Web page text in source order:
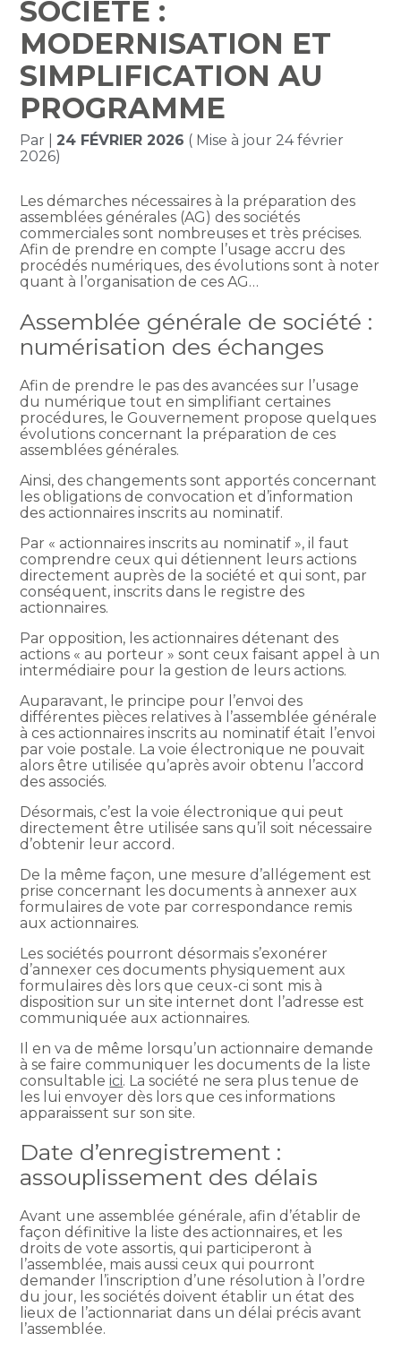
SOCIÉTÉ :
MODERNISATION ET
SIMPLIFICATION AU
PROGRAMME
Par |24 FÉVRIER 2026 ( Mise à jour 24 février
2026)
Les démarches nécessaires à la préparation des
assemblées générales (AG) des sociétés
commerciales sont nombreuses et très précises.
Afin de prendre en compte l’usage accru des
procédés numériques, des évolutions sont à noter
quant à l’organisation de ces AG…
Assemblée générale de société :
numérisation des échanges
Afin de prendre le pas des avancées sur l’usage
du numérique tout en simplifiant certaines
procédures, le Gouvernement propose quelques
évolutions concernant la préparation de ces
assemblées générales.
Ainsi, des changements sont apportés concernant
les obligations de convocation et d’information
des actionnaires inscrits au nominatif.
Par « actionnaires inscrits au nominatif », il faut
comprendre ceux qui détiennent leurs actions
directement auprès de la société et qui sont, par
conséquent, inscrits dans le registre des
actionnaires.
Par opposition, les actionnaires détenant des
actions « au porteur » sont ceux faisant appel à un
intermédiaire pour la gestion de leurs actions.
Auparavant, le principe pour l’envoi des
différentes pièces relatives à l’assemblée générale
à ces actionnaires inscrits au nominatif était l’envoi
par voie postale. La voie électronique ne pouvait
alors être utilisée qu’après avoir obtenu l’accord
des associés.
Désormais, c’est la voie électronique qui peut
directement être utilisée sans qu’il soit nécessaire
d’obtenir leur accord.
De la même façon, une mesure d’allégement est
prise concernant les documents à annexer aux
formulaires de vote par correspondance remis
aux actionnaires.
Les sociétés pourront désormais s’exonérer
d’annexer ces documents physiquement aux
formulaires dès lors que ceux-ci sont mis à
disposition sur un site internet dont l’adresse est
communiquée aux actionnaires.
Il en va de même lorsqu’un actionnaire demande
à se faire communiquer les documents de la liste
consultableici. La société ne sera plus tenue de
les lui envoyer dès lors que ces informations
apparaissent sur son site.
Date d’enregistrement :
assouplissement des délais
Avant une assemblée générale, afin d’établir de
façon définitive la liste des actionnaires, et les
droits de vote assortis, qui participeront à
l’assemblée, mais aussi ceux qui pourront
demander l’inscription d’une résolution à l’ordre
du jour, les sociétés doivent établir un état des
lieux de l’actionnariat dans un délai précis avant
l’assemblée.